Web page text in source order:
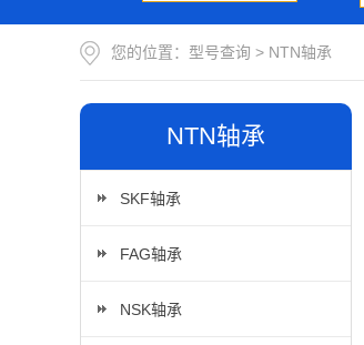
您的位置： 型号查询 > NTN轴承
NTN轴承
SKF轴承
FAG轴承
NSK轴承